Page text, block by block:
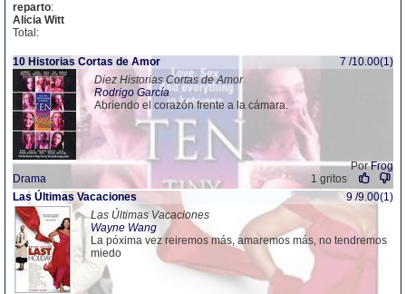
reparto:
Alicia Witt
Total:
10 Historias Cortas de Amor
7 /10.00(1)
Diez Historias Cortas de Amor
Rodrigo García
Abriendo el corazón frente a la cámara.
PorFrog
Drama
1 gritos
Las Últimas Vacaciones
9 /9.00(1)
Las Últimas Vacaciones
Wayne Wang
La póxima vez reiremos más, amaremos más, no tendremos
miedo